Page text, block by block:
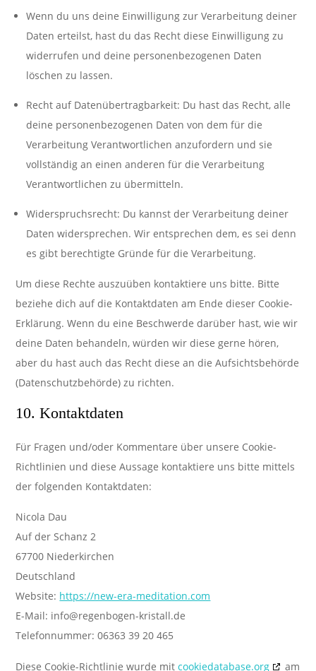
Wenn du uns deine Einwilligung zur Verarbeitung deiner
Daten erteilst, hast du das Recht diese Einwilligung zu
widerrufen und deine personenbezogenen Daten
löschen zu lassen.
Recht auf Datenübertragbarkeit: Du hast das Recht, alle
deine personenbezogenen Daten von dem für die
Verarbeitung Verantwortlichen anzufordern und sie
vollständig an einen anderen für die Verarbeitung
Verantwortlichen zu übermitteln.
Widerspruchsrecht: Du kannst der Verarbeitung deiner
Daten widersprechen. Wir entsprechen dem, es sei denn
es gibt berechtigte Gründe für die Verarbeitung.
Um diese Rechte auszuüben kontaktiere uns bitte. Bitte
beziehe dich auf die Kontaktdaten am Ende dieser Cookie-
Erklärung. Wenn du eine Beschwerde darüber hast, wie wir
deine Daten behandeln, würden wir diese gerne hören,
aber du hast auch das Recht diese an die Aufsichtsbehörde
(Datenschutzbehörde) zu richten.
10. Kontaktdaten
Für Fragen und/oder Kommentare über unsere Cookie-
Richtlinien und diese Aussage kontaktiere uns bitte mittels
der folgenden Kontaktdaten:
Nicola Dau
Auf der Schanz 2
67700 Niederkirchen
Deutschland
Website: https://new-era-meditation.com
E-Mail: info@regenbogen-kristall.de
Telefonnummer: 06363 39 20 465
Diese Cookie-Richtlinie wurde mitcookiedatabase.org am